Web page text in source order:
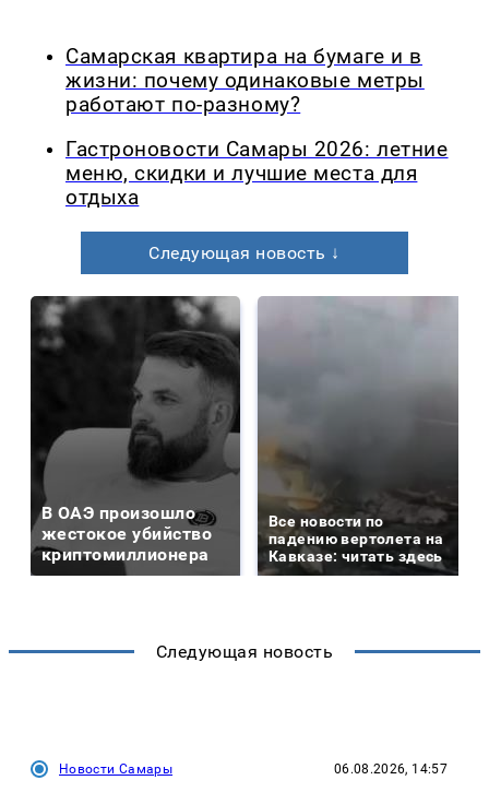
Самарская квартира на бумаге и в
жизни: почему одинаковые метры
работают по-разному?
Гастроновости Самары 2026: летние
меню, скидки и лучшие места для
отдыха
Следующая новость ↓
В ОАЭ произошло
жестокое убийство
криптомиллионера
Все новости по
падению вертолета на
Кавказе: читать здесь
Следующая новость
Новости Самары 06.08.2026, 14:57